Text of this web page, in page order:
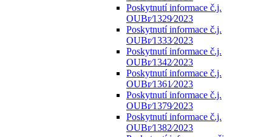
Poskytnutí informace č.j.
OUBr⁄1329⁄2023
Poskytnutí informace č.j.
OUBr⁄1333⁄2023
Poskytnutí informace č.j.
OUBr⁄1342⁄2023
Poskytnutí informace č.j.
OUBr⁄1361⁄2023
Poskytnutí informace č.j.
OUBr⁄1379⁄2023
Poskytnutí informace č.j.
OUBr⁄1382⁄2023